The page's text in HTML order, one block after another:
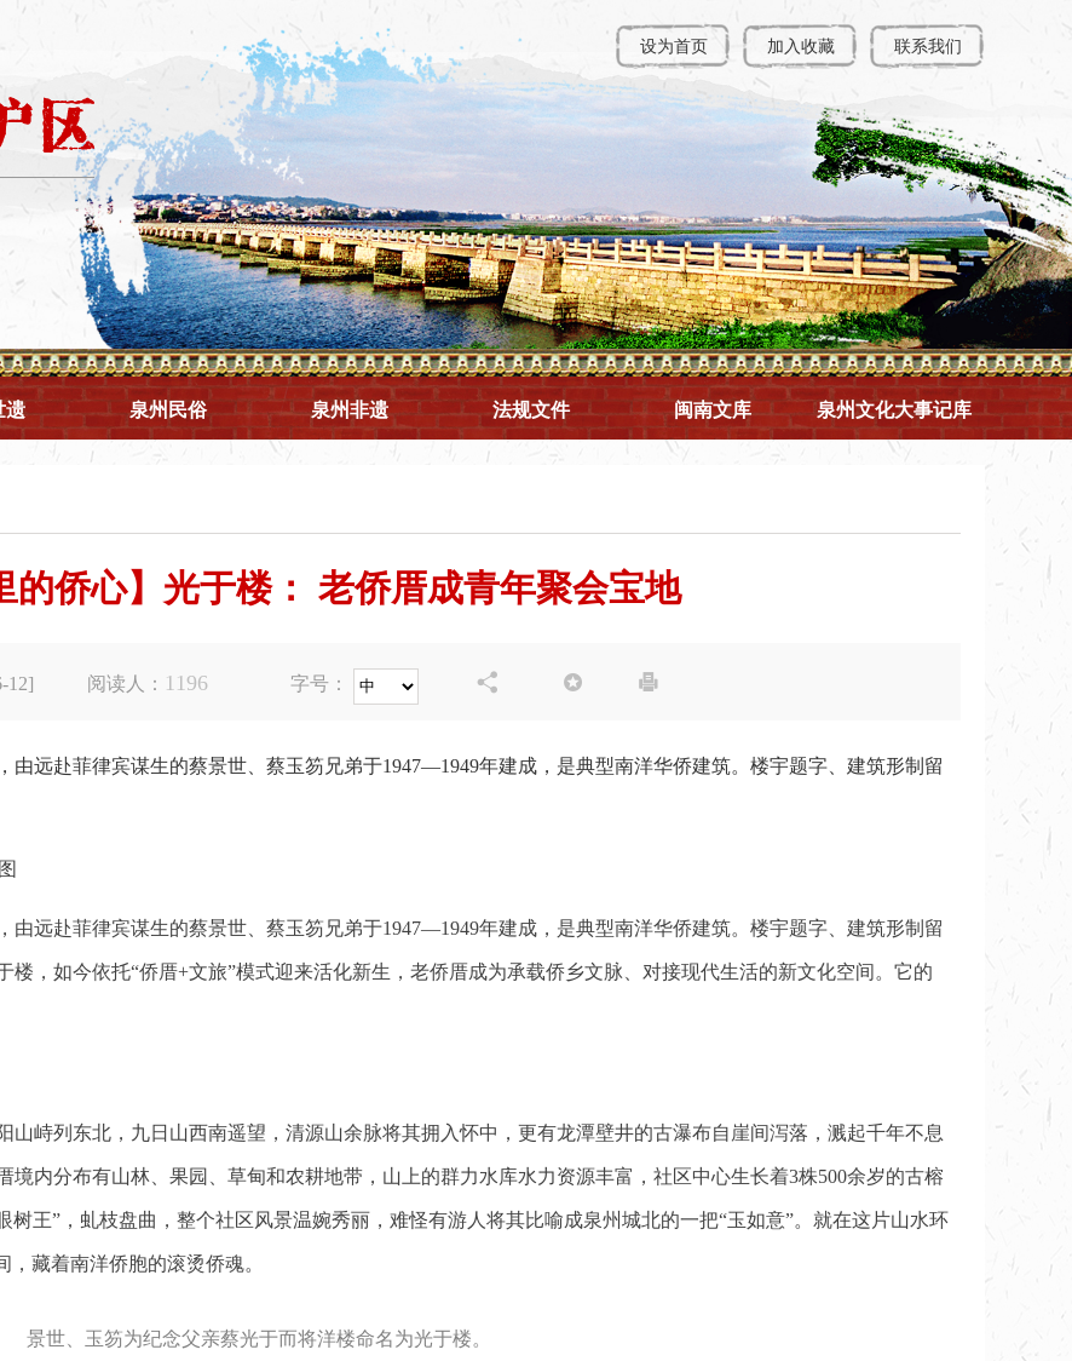
设为首页 加入收藏 联系我们
遗 泉州民俗 泉州非遗 法规文件 闽南文库 泉州文化大事记库
的侨心】光于楼： 老侨厝成青年聚会宝地
12] 阅读人： 1196 字号：   
由远赴菲律宾谋生的蔡景世、蔡玉笏兄弟于1947—1949年建成，是典型南洋华侨建筑。楼宇题字、建筑形制留
由远赴菲律宾谋生的蔡景世、蔡玉笏兄弟于1947—1949年建成，是典型南洋华侨建筑。楼宇题字、建筑形制留
，如今依托“侨厝+文旅”模式迎来活化新生，老侨厝成为承载侨乡文脉、对接现代生活的新文化空间。它的
山峙列东北，九日山西南遥望，清源山余脉将其拥入怀中，更有龙潭壁井的古瀑布自崖间泻落，溅起千年不息
内分布有山林、果园、草甸和农耕地带，山上的群力水库水力资源丰富，社区中心生长着3株500余岁的古榕
树王”，虬枝盘曲，整个社区风景温婉秀丽，难怪有游人将其比喻成泉州城北的一把“玉如意”。就在这片山水环
藏着南洋侨胞的滚烫侨魂。
景世、玉笏为纪念父亲蔡光于而将洋楼命名为光于楼。